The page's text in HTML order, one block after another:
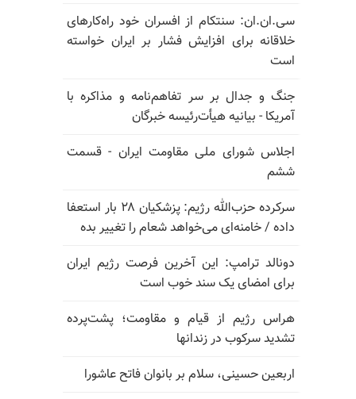
سی.ان.ان: سنتکام از افسران خود راه‌کارهای
خلاقانه برای افزایش فشار بر ایران خواسته
است
جنگ و جدال بر سر تفاهم‌نامه و مذاکره با
آمریکا - بیانیه هیأت‌رئیسه خبرگان
اجلاس شورای ملی مقاومت ایران - قسمت
ششم
سرکرده حزب‌الله رژیم: پزشکیان ۲۸ بار استعفا
داده / خامنه‌ای می‌خواهد شعام را تغییر بده
دونالد ترامپ: این آخرین فرصت رژیم ایران
برای امضای یک سند خوب است
هراس رژیم از قیام و مقاومت؛ پشت‌پرده
تشدید سرکوب در زندانها
اربعین حسینی، سلام بر بانوان فاتح عاشورا